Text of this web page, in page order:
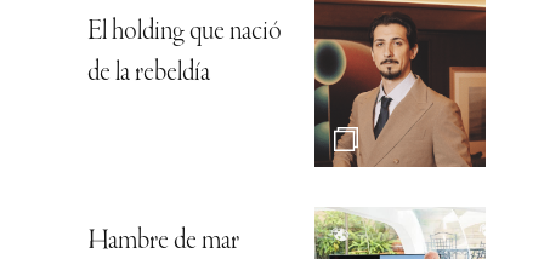
El holding que nació
de la rebeldía
Hambre de mar